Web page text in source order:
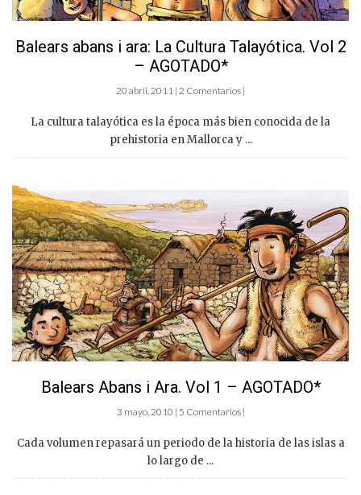
Balears abans i ara: La Cultura Talayótica. Vol 2
– AGOTADO*
20 abril, 2011 | 2 Comentarios |
La cultura talayótica es la época más bien conocida de la
prehistoria en Mallorca y ...
Balears Abans i Ara. Vol 1 – AGOTADO*
3 mayo, 2010 | 5 Comentarios |
Cada volumen repasará un periodo de la historia de las islas a
lo largo de ...